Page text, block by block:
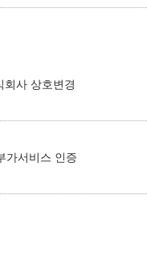
회사 상호변경
가서비스 인증